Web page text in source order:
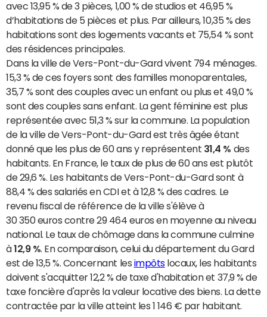
avec 13,95 % de 3 pièces, 1,00 % de studios et 46,95 %
d’habitations de 5 pièces et plus. Par ailleurs, 10,35 % des
habitations sont des logements vacants et 75,54 % sont
des résidences principales.
Dans la ville de Vers-Pont-du-Gard vivent 794 ménages.
15,3 % de ces foyers sont des familles monoparentales,
35,7 % sont des couples avec un enfant ou plus et 49,0 %
sont des couples sans enfant. La gent féminine est plus
représentée avec 51,3 % sur la commune. La population
de la ville de Vers-Pont-du-Gard est très âgée étant
donné que les plus de 60 ans y représentent 31,4 % des
habitants. En France, le taux de plus de 60 ans est plutôt
de 29,6 %. Les habitants de Vers-Pont-du-Gard sont à
88,4 % des salariés en CDI et à 12,8 % des cadres. Le
revenu fiscal de référence de la ville s'élève à
30 350 euros contre 29 464 euros en moyenne au niveau
national. Le taux de chômage dans la commune culmine
à12,9 % . En comparaison, celui du département du Gard
est de 13,5 %. Concernant les impôtslocaux, les habitants
doivent s'acquitter 12,2 % de taxe d'habitation et 37,9 % de
taxe foncière d'après la valeur locative des biens. La dette
contractée par la ville atteint les 1 146 € par habitant.